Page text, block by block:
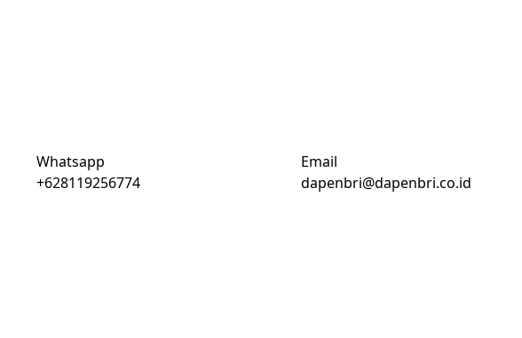
Whatsapp
+628119256774
Email
dapenbri@dapenbri.co.id